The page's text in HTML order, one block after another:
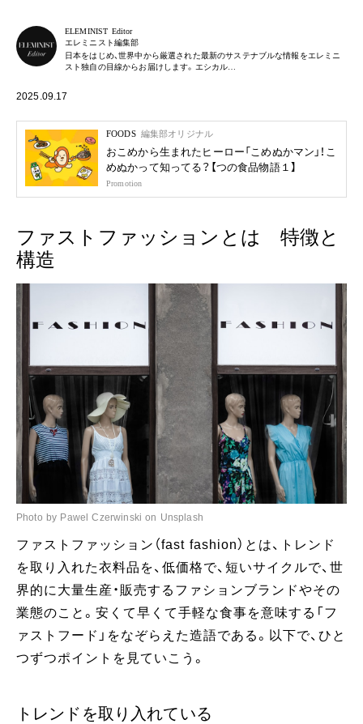
ELEMINIST Editor
エレミニスト編集部
日本をはじめ、世界中から厳選された最新のサステナブルな情報をエレミニ
スト独自の目線からお届けします。エシカル…
2025.09.17
FOODS 編集部オリジナル
おこめから生まれたヒーロー「こめぬかマン」！こ
めぬかって知ってる？【つの食品物語１】
Promotion
ファストファッションとは 特徴と
構造
Photo by Pawel Czerwinski on Unsplash
ファストファッション（fast fashion）とは、トレンド
を取り入れた衣料品を、低価格で、短いサイクルで、世
界的に大量生産・販売するファションブランドやその
業態のこと。安くて早くて手軽な食事を意味する「フ
ァストフード」をなぞらえた造語である。以下で、ひと
つずつポイントを見ていこう。
トレンドを取り入れている